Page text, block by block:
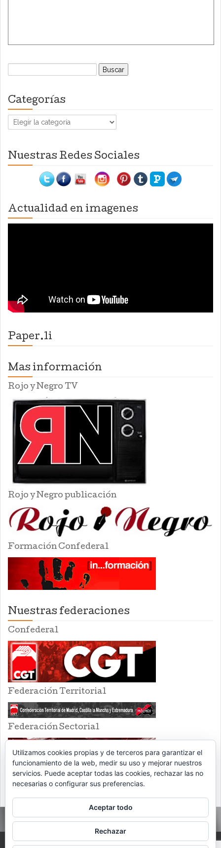
Buscar:
Categorías
Categorías
Nuestras Redes Sociales
Actualidad en imagenes
Paper.li
Mas información
Rojo y Negro TV
Rojo y Negro publicación
Formación Confederal
Nuestras federaciones
Confederal
Federación Territorial
Federación Sectorial
PROUDLY POWERED BY WORDPRESS THEME: EVENTBRITE SINGLE EVENT
Utilizamos cookies propias y de terceros para garantizar el
funcionamiento de la web, medir su uso y mejorar nuestros
servicios. Puede aceptar todas las cookies, rechazar las no
necesarias o configurar sus preferencias.
Aceptar todo
Rechazar